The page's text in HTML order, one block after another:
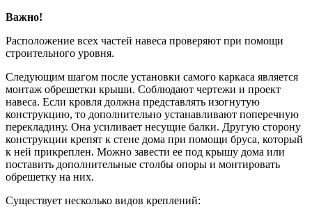
Важно!
Расположение всех частей навеса проверяют при помощи
строительного уровня.
Следующим шагом после установки самого каркаса является
монтаж обрешетки крыши. Соблюдают чертежи и проект
навеса. Если кровля должна представлять изогнутую
конструкцию, то дополнительно устанавливают поперечную
перекладину. Она усиливает несущие балки. Другую сторону
конструкции крепят к стене дома при помощи бруса, который
к ней прикреплен. Можно завести ее под крышу дома или
поставить дополнительные столбы опоры и монтировать
обрешетку на них.
Существует несколько видов креплений: